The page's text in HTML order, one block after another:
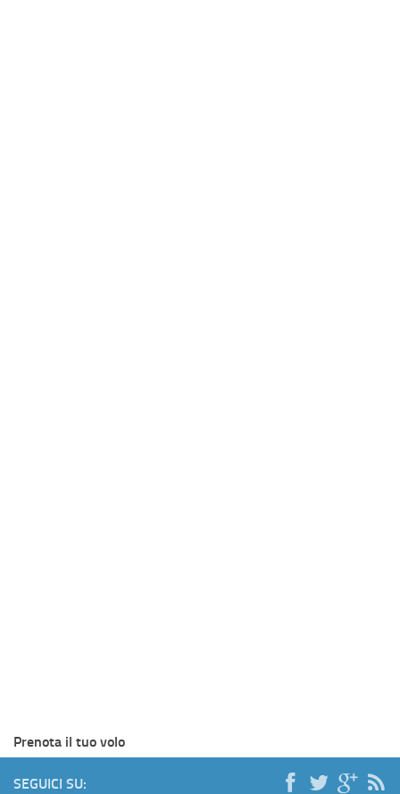
Prenota il tuo volo
SEGUICI SU: